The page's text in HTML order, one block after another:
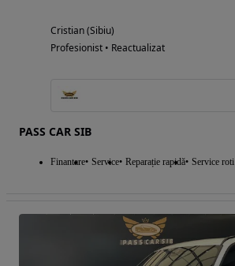
Cristian (Sibiu)
Profesionist • Reactualizat
PASS CAR SIB
Finantare Service Reparație rapidă Service roti